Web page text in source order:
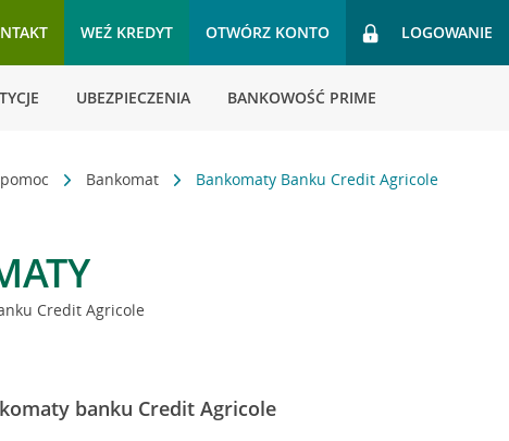
WEŹ KREDYT OTWÓRZ KONTO LOGOWANIE
UBEZPIECZENIA BANKOWOŚĆ PRIME
Bankomat Bankomaty Banku Credit Agricole
Credit Agricole
banku Credit Agricole